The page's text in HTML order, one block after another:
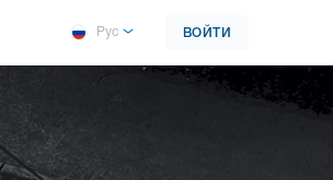
Рус ВОЙТИ